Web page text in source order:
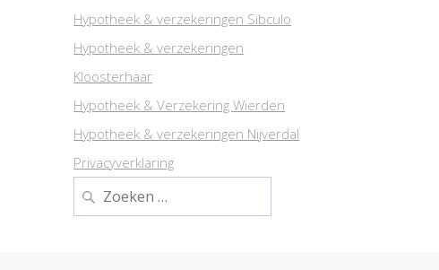
Hypotheek & verzekeringen Sibculo
Hypotheek & verzekeringen
Kloosterhaar
Hypotheek & Verzekering Wierden
Hypotheek & verzekeringen Nijverdal
Privacyverklaring
Zoeken
naar: